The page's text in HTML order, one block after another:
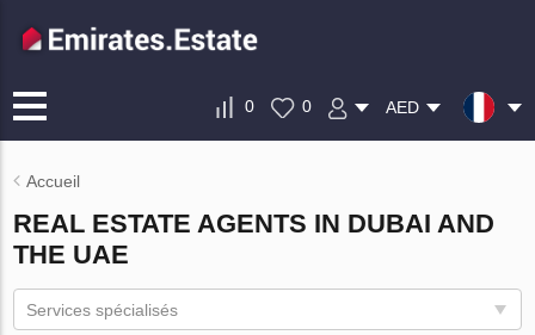
0 0 AED
Accueil
REAL ESTATE AGENTS IN DUBAI AND
THE UAE
Services spécialisés